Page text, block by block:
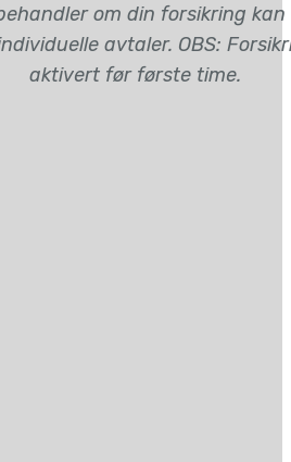
om din forsikring
avtaler. OBS:
aktivert før første time.